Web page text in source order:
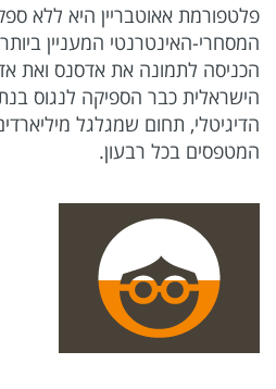
פלטפורמת אאוטבריין היא ללא
המסחרי-האינטרנטי המעניין
הכניסה לתמונה את אדסנס ואת
הישראלית כבר הספיקה לנגוס
הדיגיטלי, תחום שמגלגל
המטפסים בכל רבעון.